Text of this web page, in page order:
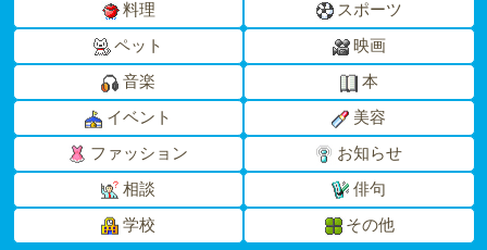
料理 スポーツ
ペット 映画
音楽 本
イベント 美容
ファッション お知らせ
相談 俳句
学校 その他